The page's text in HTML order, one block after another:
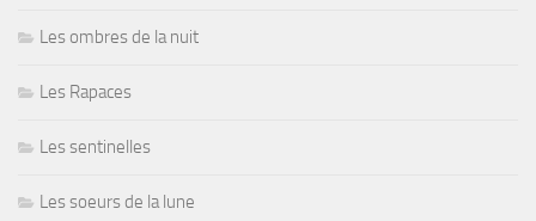
Les ombres de la nuit
Les Rapaces
Les sentinelles
Les soeurs de la lune